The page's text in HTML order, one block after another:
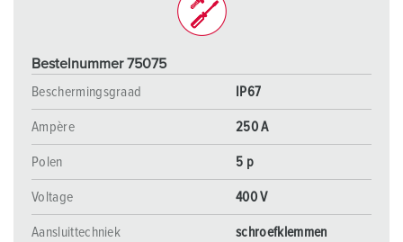
Bestelnummer 75075
Beschermingsgraad
IP67
Ampère 250 A
Polen 5 p
Voltage 400 V
Aansluittechniek schroefklemmen